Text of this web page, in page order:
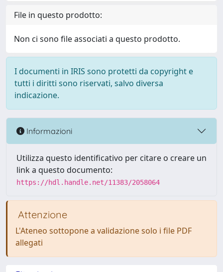
File in questo prodotto:
Non ci sono file associati a questo prodotto.
I documenti in IRIS sono protetti da copyright e
tutti i diritti sono riservati, salvo diversa
indicazione.
Informazioni
Utilizza questo identificativo per citare o creare un
link a questo documento:
https://hdl.handle.net/11383/2058064
Attenzione
L'Ateneo sottopone a validazione solo i file PDF
allegati